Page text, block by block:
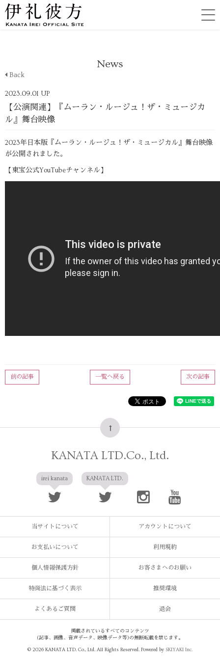
News
Back
2023.09.01 UP
【公演関連】『ムーラン・ルージュ！ザ・ミュージカ
ル』舞台映像
2023年日本版『ムーラン・ルージュ！ザ・ミュージカル』舞台映像
が公開されました。
【東宝公式YouTubeチャンネル】
次の記事
一覧へ戻る
前の記事
KANATA LTD.Co., Ltd.
irei kanata KANATA LTD.
当サイトについて アカウントについて
お支払いについて 利用規約
個人情報保護方針 お客さまへのお願い
特商法に基づく表示 推奨環境
よくあるご質問 退会
掲載されているすべてのコンテンツ
(記事、画像、音声データ、映像データ等)の無断転載を禁じます。
© 2026 KANATA LTD. Co., Ltd. All Rights Reserved. Powered by SKIYAKI Inc.